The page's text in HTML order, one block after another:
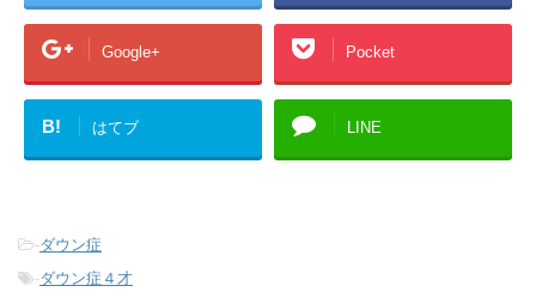
Google+ Pocket
B! はてブ LINE
-ダウン症
-ダウン症４才